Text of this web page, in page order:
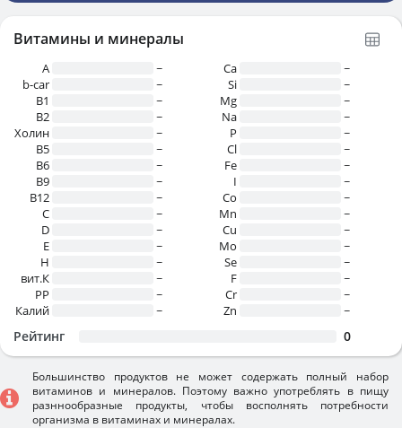
Витамины и минералы
A
~
b-car
~
В1
~
B2
~
Холин
~
B5
~
B6
~
B9
~
B12
~
C
~
D
~
E
~
H
~
вит.К
~
PP
~
Калий
~
Ca
~
Si
~
Mg
~
Na
~
P
~
Cl
~
Fe
~
I
~
Co
~
Mn
~
Cu
~
Mo
~
Se
~
F
~
Cr
~
Zn
~
Рейтинг 0
Большинство продуктов не может содержать полный набор
витаминов и минералов. Поэтому важно употреблять в пищу
разннообразные продукты, чтобы восполнять потребности
организма в витаминах и минералах.